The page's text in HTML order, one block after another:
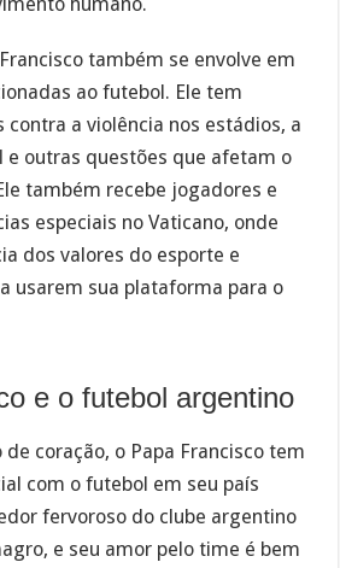
também se envolve em
ao futebol. Ele tem
contra a violência nos estádios, a
e outras questões que afetam o
também recebe jogadores e
especiais no Vaticano, onde
dos valores do esporte e
usarem sua plataforma para o
e o futebol argentino
coração, o Papa Francisco tem
com o futebol em seu país
fervoroso do clube argentino
e seu amor pelo time é bem